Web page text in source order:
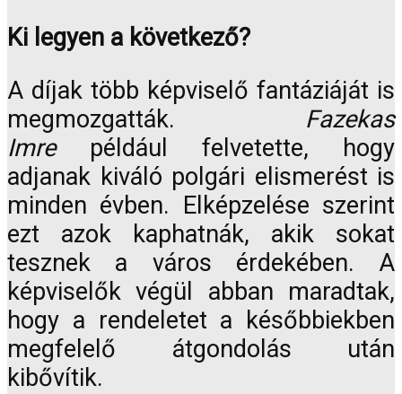
Ki legyen a következő?
A díjak több képviselő fantáziáját is
megmozgatták. Fazekas
Imrepéldául felvetette, hogy
adjanak kiváló polgári elismerést is
minden évben. Elképzelése szerint
ezt azok kaphatnák, akik sokat
tesznek a város érdekében. A
képviselők végül abban maradtak,
hogy a rendeletet a későbbiekben
megfelelő átgondolás után
kibővítik.